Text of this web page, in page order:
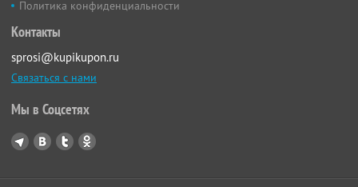
Политика конфиденциальности
Контакты
sprosi@kupikupon.ru
Связаться с нами
Мы в Соцсетях